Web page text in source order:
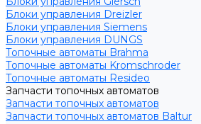
Блоки управления Dreizler
Блоки управления Siemens
Блоки управления DUNGS
Топочные автоматы Brahma
Топочные автоматы Kromschroder
Топочные автоматы Resideo
Запчасти топочных автоматов
Запчасти топочных автоматов
Запчасти топочных автоматов Baltur